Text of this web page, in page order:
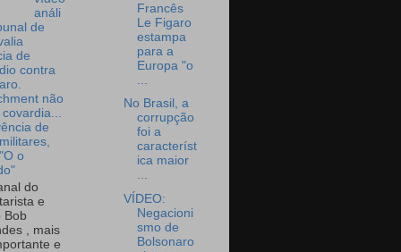
análi
de
de
contra
não
de
o
do
e
Bob
, mais
e
Francês
Le Figaro
estampa
para a
Europa "o
...
No Brasil, a
corrupção
foi a
característ
ica maior
...
VÍDEO:
Negacioni
smo de
Bolsonaro